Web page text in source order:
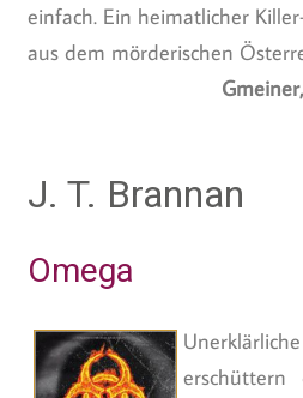
einfach. Ein heimatlicher
aus dem mörderischen
J. T. Brannan
Omega